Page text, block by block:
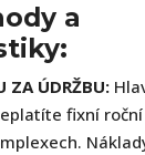
a
ZA ÚDRŽBU:
fixní